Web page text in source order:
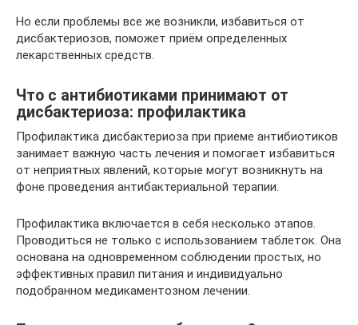
Но если проблемы все же возникли, избавиться от
дисбактериозов, поможет приём определенных
лекарственных средств.
Что с антибиотиками принимают от
дисбактериоза: профилактика
Профилактика дисбактериоза при приеме антибиотиков
занимает важную часть лечения и помогает избавиться
от неприятных явлений, которые могут возникнуть на
фоне проведения антибактериальной терапии.
Профилактика включается в себя несколько этапов.
Проводиться не только с использованием таблеток. Она
основана на одновременном соблюдении простых, но
эффективных правил питания и индивидуально
подобранном медикаментозном лечении.